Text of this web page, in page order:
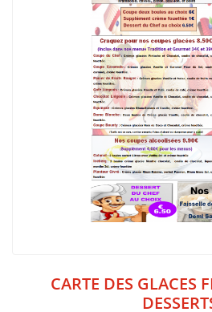
CARTE DES GLACES